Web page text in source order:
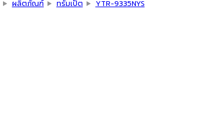
ผลิตภัณฑ์ ทรัมเป็ต YTR-9335NYS